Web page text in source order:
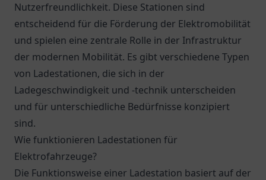
Nutzerfreundlichkeit. Diese Stationen sind
entscheidend für die Förderung der Elektromobilität
und spielen eine zentrale Rolle in der Infrastruktur
der modernen Mobilität. Es gibt verschiedene Typen
von Ladestationen, die sich in der
Ladegeschwindigkeit und -technik unterscheiden
und für unterschiedliche Bedürfnisse konzipiert
sind.
Wie funktionieren Ladestationen für
Elektrofahrzeuge?
Die Funktionsweise einer Ladestation basiert auf der